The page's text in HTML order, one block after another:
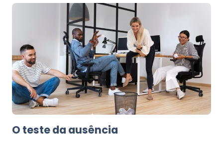
O teste da ausência